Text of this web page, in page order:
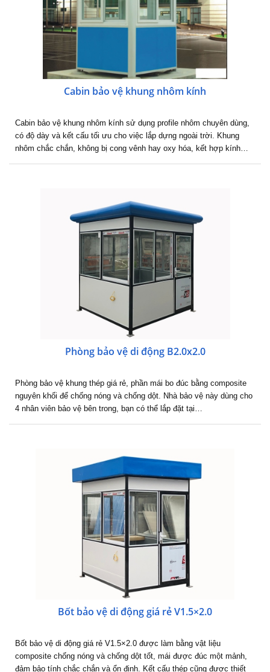
Cabin bảo vệ khung nhôm kính
Cabin bảo vệ khung nhôm kính sử dụng profile nhôm chuyên dùng,
có độ dày và kết cấu tối ưu cho việc lắp dựng ngoài trời. Khung
nhôm chắc chắn, không bị cong vênh hay oxy hóa, kết hợp kính…
Phòng bảo vệ di động B2.0x2.0
Phòng bảo vệ khung thép giá rẻ, phần mái bo đúc bằng composite
nguyên khối để chống nóng và chống dột. Nhà bảo vệ này dùng cho
4 nhân viên bảo vệ bên trong, bạn có thể lắp đặt tại…
Bốt bảo vệ di động giá rẻ V1.5×2.0
Bốt bảo vệ di động giá rẻ V1.5×2.0 được làm bằng vật liệu
composite chống nóng và chống dột tốt, mái được đúc một mảnh,
đảm bảo tính chắc chắn và ổn định. Kết cấu thép cũng được thiết